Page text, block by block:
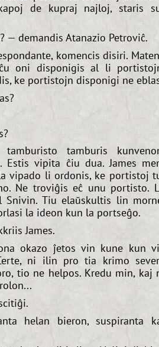
de kupraj najloj, staris
— demandis Atanazio Petroviĉ.
komencis disiri.
oni disponigis al li
ke portistojn disponigi ne
tamburis
Estis vipita ĉiu dua. James
vipado li ordonis, ke portistoj
Ne troviĝis eĉ unu portisto.
Snivin. Tiu elaŭskultis lin
la ideon kun la portseĝo.
James.
okazo ĵetos vin kune kun
ni ilin pro tia krimo
tio ne helpos. Kredu min, kaj
helan bieron, suspiranta